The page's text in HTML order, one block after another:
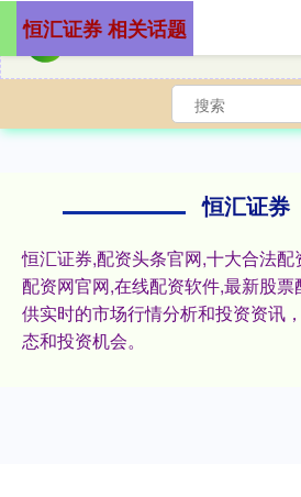
恒汇证券
恒汇证券,配资头条官网,十大合法
配资网官网,在线配资软件,最新股
供实时的市场行情分析和投资资讯
态和投资机会。
恒汇证券 相关话题